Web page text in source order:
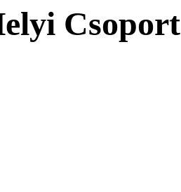
Csoport